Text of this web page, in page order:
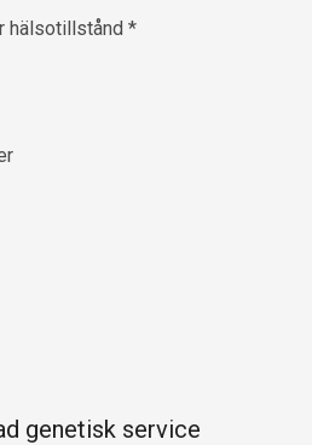
hälsotillstånd*
genetisk service